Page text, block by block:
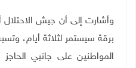
وأشارت إلى أن جيش الاحتلال
برقة سيستمر لثلاثة أيام،
المواطنين على جانبي